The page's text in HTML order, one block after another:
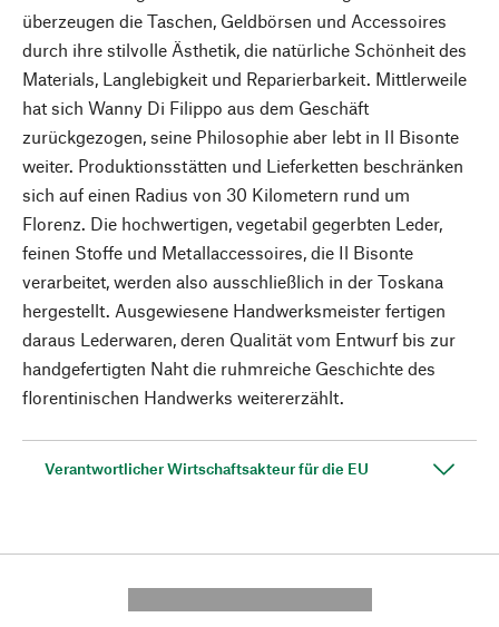
überzeugen die Taschen, Geldbörsen und Accessoires
durch ihre stilvolle Ästhetik, die natürliche Schönheit des
Materials, Langlebigkeit und Reparierbarkeit. Mittlerweile
hat sich Wanny Di Filippo aus dem Geschäft
zurückgezogen, seine Philosophie aber lebt in Il Bisonte
weiter. Produktionsstätten und Lieferketten beschränken
sich auf einen Radius von 30 Kilometern rund um
Florenz. Die hochwertigen, vegetabil gegerbten Leder,
feinen Stoffe und Metallaccessoires, die Il Bisonte
verarbeitet, werden also ausschließlich in der Toskana
hergestellt. Ausgewiesene Handwerksmeister fertigen
daraus Lederwaren, deren Qualität vom Entwurf bis zur
handgefertigten Naht die ruhmreiche Geschichte des
florentinischen Handwerks weitererzählt.
Verantwortlicher Wirtschaftsakteur für die EU